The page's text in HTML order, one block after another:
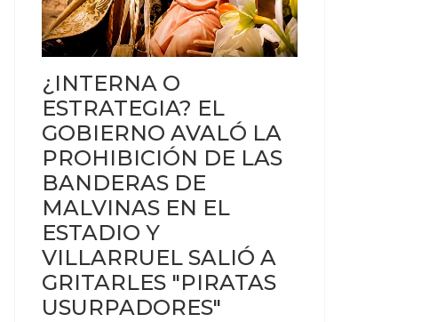
¿INTERNA O
ESTRATEGIA? EL
GOBIERNO AVALÓ LA
PROHIBICIÓN DE LAS
BANDERAS DE
MALVINAS EN EL
ESTADIO Y
VILLARRUEL SALIÓ A
GRITARLES "PIRATAS
USURPADORES"